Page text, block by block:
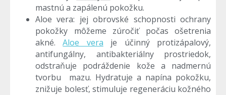
mastnú a zapálenú pokožku.
Aloe vera: jej obrovské schopnosti ochrany
pokožky môžeme zúročiť počas ošetrenia
akné.Aloe vera je účinný protizápalový,
antifungálny, antibakteriálny prostriedok,
odstraňuje podráždenie kože a nadmernú
tvorbu mazu. Hydratuje a napína pokožku,
znižuje bolesť, stimuluje regeneráciu kožného